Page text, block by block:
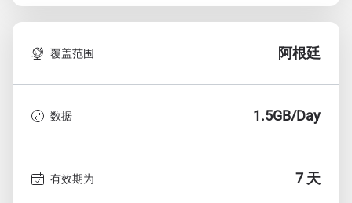
覆盖范围 阿根廷
数据 1.5GB/Day
有效期为 7 天